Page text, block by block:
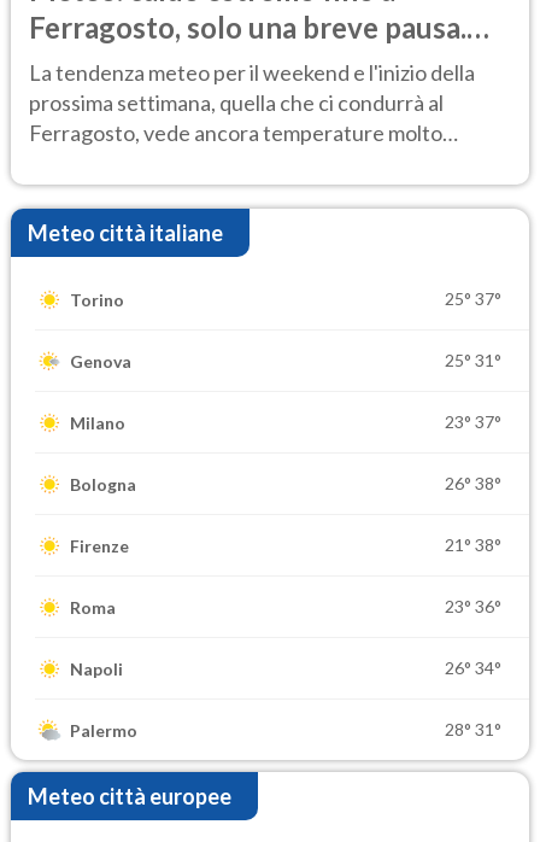
Ferragosto, solo una breve pausa.
Ecco dove
La tendenza meteo per il weekend e l'inizio della
prossima settimana, quella che ci condurrà al
Ferragosto, vede ancora temperature molto
Meteo città italiane
Torino 25° 37°
Genova 25° 31°
Milano 23° 37°
Bologna 26° 38°
Firenze 21° 38°
Roma 23° 36°
Napoli 26° 34°
Palermo 28° 31°
Meteo città europee